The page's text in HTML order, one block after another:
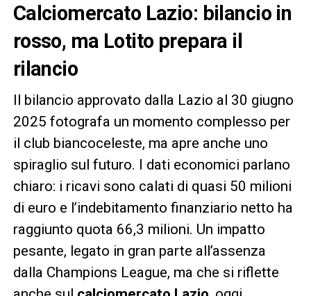
Calciomercato Lazio: bilancio in
rosso, ma Lotito prepara il
rilancio
Il bilancio approvato dalla Lazio al 30 giugno
2025 fotografa un momento complesso per
il club biancoceleste, ma apre anche uno
spiraglio sul futuro. I dati economici parlano
chiaro: i ricavi sono calati di quasi 50 milioni
di euro e l’indebitamento finanziario netto ha
raggiunto quota 66,3 milioni. Un impatto
pesante, legato in gran parte all’assenza
dalla Champions League, ma che si riflette